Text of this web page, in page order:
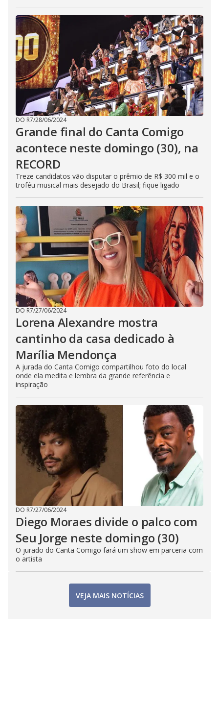
DO R7/28/06/2024
Grande final do Canta Comigo
acontece neste domingo (30), na
RECORD
Treze candidatos vão disputar o prêmio de R$ 300 mil e o
troféu musical mais desejado do Brasil; fique ligado
DO R7/27/06/2024
Lorena Alexandre mostra
cantinho da casa dedicado à
Marília Mendonça
A jurada do Canta Comigo compartilhou foto do local
onde ela medita e lembra da grande referência e
inspiração
DO R7/27/06/2024
Diego Moraes divide o palco com
Seu Jorge neste domingo (30)
O jurado do Canta Comigo fará um show em parceria com
o artista
VEJA MAIS NOTÍCIAS